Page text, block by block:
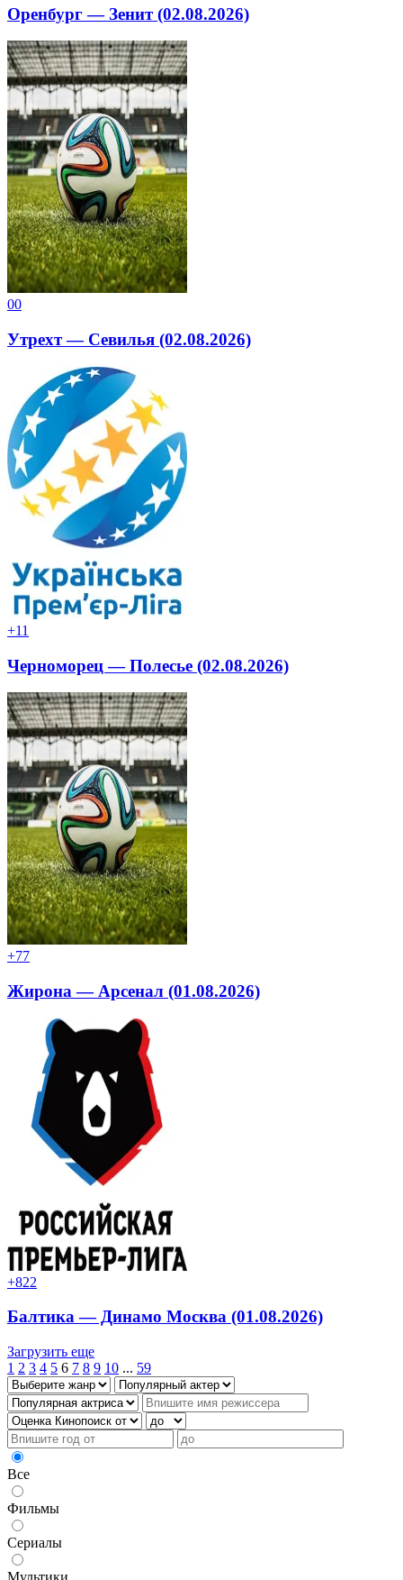
Оренбург — Зенит (02.08.2026)
00
Утрехт — Севилья (02.08.2026)
+11
Черноморец — Полесье (02.08.2026)
+77
Жирона — Арсенал (01.08.2026)
+822
Балтика — Динамо Москва (01.08.2026)
Загрузить еще
1 2 3 4 5 6 7 8 9 10 ... 59
Все
Фильмы
Сериалы